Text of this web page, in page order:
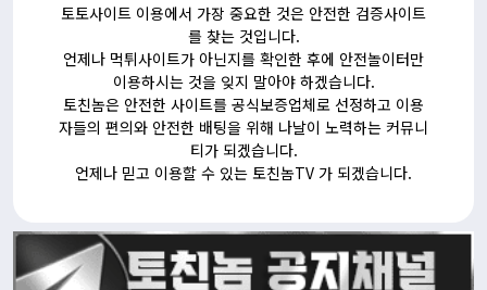
토토사이트 이용에서 가장 중요한 것은 안전한 검증사이트
를 찾는 것입니다.
언제나 먹튀사이트가 아닌지를 확인한 후에 안전놀이터만
이용하시는 것을 잊지 말아야 하겠습니다.
토친놈은 안전한 사이트를 공식보증업체로 선정하고 이용
자들의 편의와 안전한 배팅을 위해 나날이 노력하는 커뮤니
티가 되겠습니다.
언제나 믿고 이용할 수 있는 토친놈TV 가 되겠습니다.